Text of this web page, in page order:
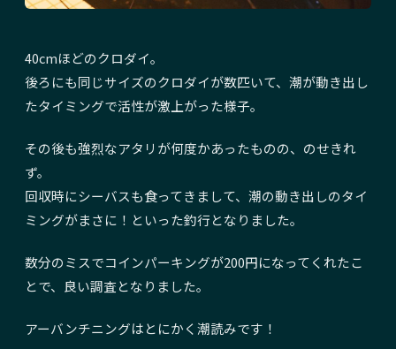
40cmほどのクロダイ。
後ろにも同じサイズのクロダイが数匹いて、潮が動き出し
たタイミングで活性が激上がった様子。
その後も強烈なアタリが何度かあったものの、のせきれ
ず。
回収時にシーバスも食ってきまして、潮の動き出しのタイ
ミングがまさに！といった釣行となりました。
数分のミスでコインパーキングが200円になってくれたこ
とで、良い調査となりました。
アーバンチニングはとにかく潮読みです！